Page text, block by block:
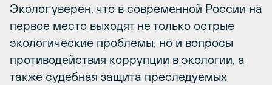
Эколог уверен, что в современной России на
первое место выходят не только острые
экологические проблемы, но и вопросы
противодействия коррупции в экологии, а
также судебная защита преследуемых